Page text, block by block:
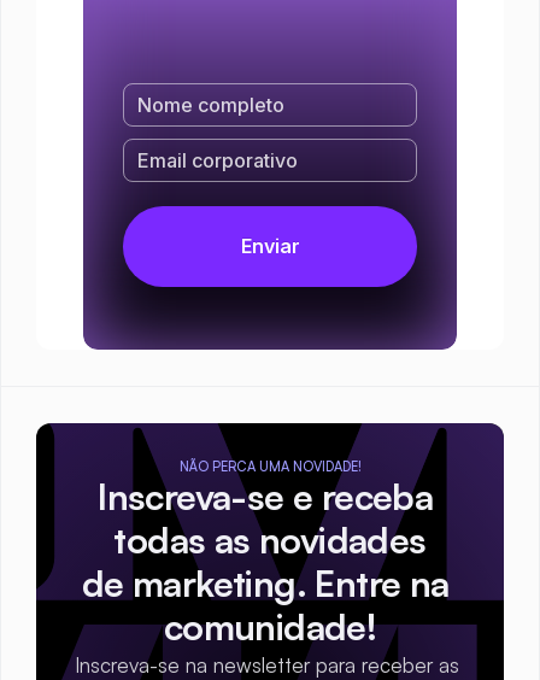
NÃO PERCA UMA NOVIDADE!
Inscreva-se e receba
todas as novidades
de marketing. Entre na
comunidade!
Inscreva-se na newsletter para receber as